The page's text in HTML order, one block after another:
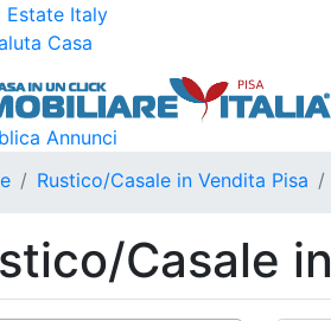
Estate Italy
Casa
Annunci
Rustico/Casale in Vendita Pisa
Casale